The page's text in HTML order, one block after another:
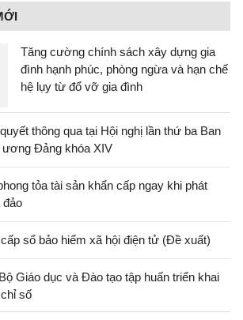
Tăng cường chính sách xây dựng gia
đình hạnh phúc, phòng ngừa và hạn chế
hệ lụy từ đổ vỡ gia đình
thông qua tại Hội nghị lần thứ ba Ban
ương Đảng khóa XIV
tỏa tài sản khẩn cấp ngay khi phát
đảo
sổ bảo hiểm xã hội điện tử (Đề xuất)
Giáo dục và Đào tạo tập huấn triển khai
số